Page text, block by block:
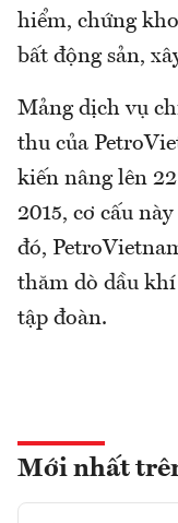
hiểm, chứng
bất động sản,
Mảng dịch vụ
thu của
kiến nâng lên
2015, cơ cấu
đó,
thăm dò dầu
tập đoàn.
Mới nhất